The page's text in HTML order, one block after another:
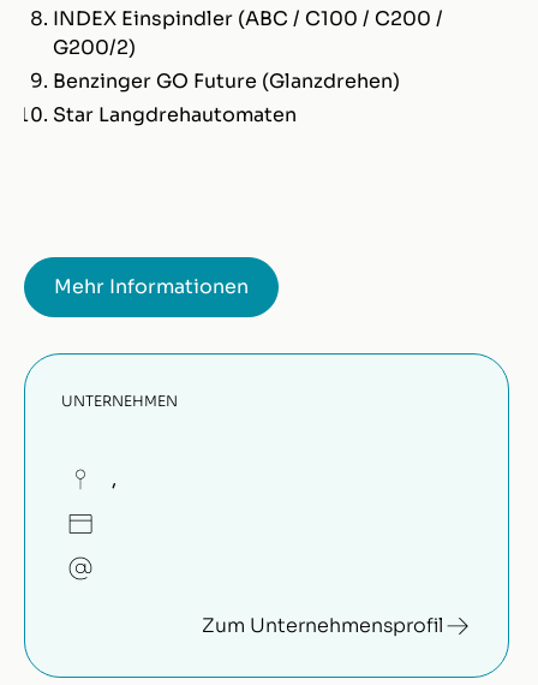
INDEX Einspindler (ABC / C100 / C200 /
G200/2)
Benzinger GO Future (Glanzdrehen)
Star Langdrehautomaten
Mehr Informationen
UNTERNEHMEN
,
Zum Unternehmensprofil